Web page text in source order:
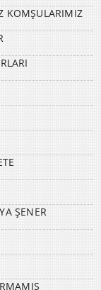
KOMŞULARIMIZ
ŞENER